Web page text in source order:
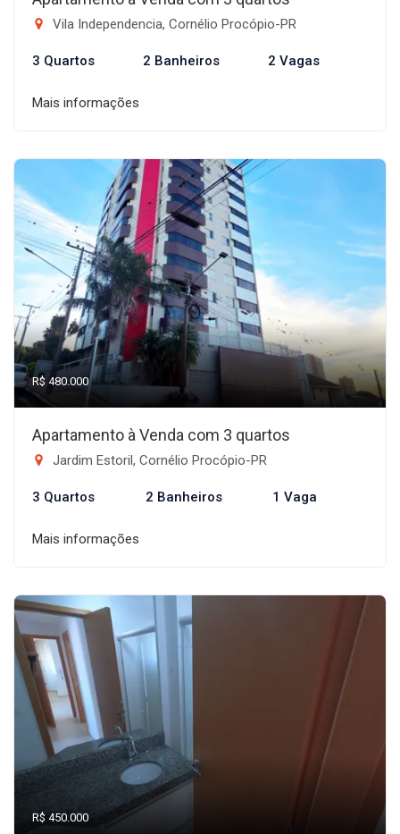
Vila Independencia, Cornélio Procópio-PR
3 Quartos 2 Banheiros 2 Vagas
Mais informações
R$ 480.000
Apartamento à Venda com 3 quartos
Jardim Estoril, Cornélio Procópio-PR
3 Quartos 2 Banheiros 1 Vaga
Mais informações
R$ 450.000